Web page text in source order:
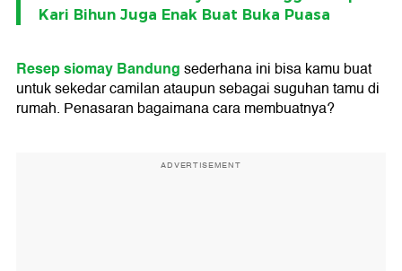
Kari Bihun Juga Enak Buat Buka Puasa
Resep siomay Bandungsederhana ini bisa kamu buat
untuk sekedar camilan ataupun sebagai suguhan tamu di
rumah. Penasaran bagaimana cara membuatnya?
ADVERTISEMENT